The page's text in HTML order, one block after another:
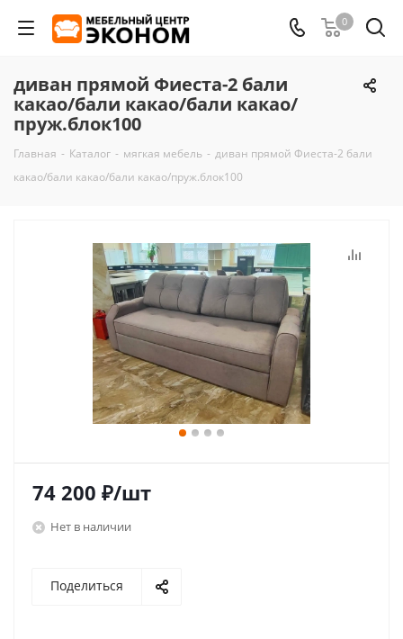
0
диван прямой Фиеста-2 бали
какао/бали какао/бали какао/
пруж.блок100
Главная - Каталог - мягкая мебель - диван прямой Фиеста-2 бали
какао/бали какао/бали какао/пруж.блок100
74 200 ₽/шт
Нет в наличии
Поделиться